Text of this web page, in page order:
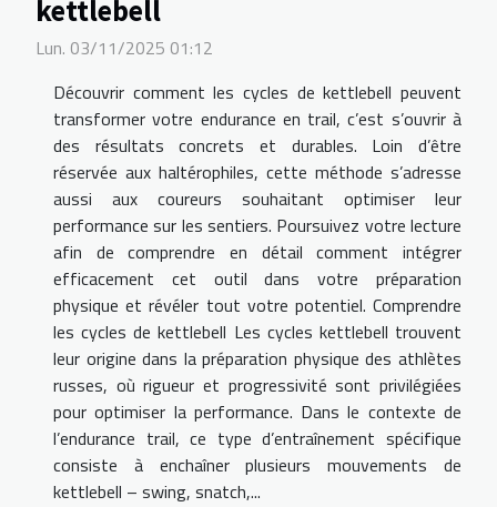
kettlebell
Lun. 03/11/2025 01:12
Découvrir comment les cycles de kettlebell peuvent
transformer votre endurance en trail, c’est s’ouvrir à
des résultats concrets et durables. Loin d’être
réservée aux haltérophiles, cette méthode s’adresse
aussi aux coureurs souhaitant optimiser leur
performance sur les sentiers. Poursuivez votre lecture
afin de comprendre en détail comment intégrer
efficacement cet outil dans votre préparation
physique et révéler tout votre potentiel. Comprendre
les cycles de kettlebell Les cycles kettlebell trouvent
leur origine dans la préparation physique des athlètes
russes, où rigueur et progressivité sont privilégiées
pour optimiser la performance. Dans le contexte de
l’endurance trail, ce type d’entraînement spécifique
consiste à enchaîner plusieurs mouvements de
kettlebell – swing, snatch,...